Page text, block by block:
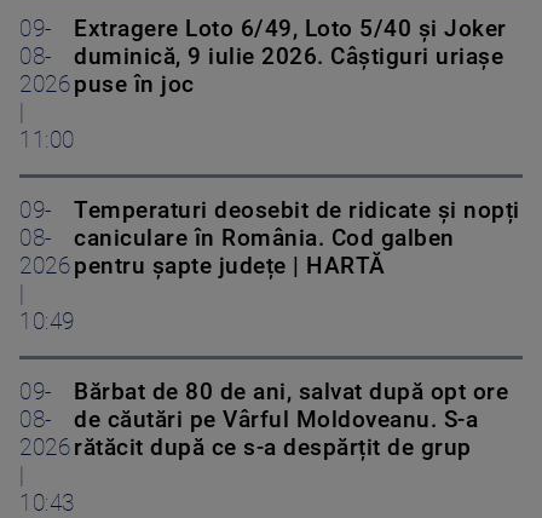
09-
08-
2026
11:00
Extragere Loto 6/49, Loto 5/40 și Joker
duminică, 9 iulie 2026. Câștiguri uriașe
puse în joc
09-
08-
2026
10:49
Temperaturi deosebit de ridicate și nopți
caniculare în România. Cod galben
pentru șapte județe | HARTĂ
09-
08-
2026
10:43
Bărbat de 80 de ani, salvat după opt ore
de căutări pe Vârful Moldoveanu. S-a
rătăcit după ce s-a despărțit de grup